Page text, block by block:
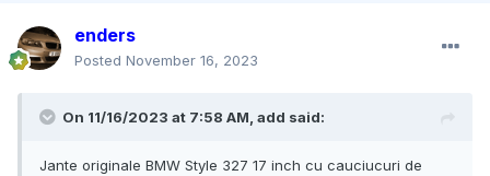
enders
Posted November 16, 2023
On 11/16/2023 at 7:58 AM, add said:
Jante originale BMW Style 327 17 inch cu cauciucuri de